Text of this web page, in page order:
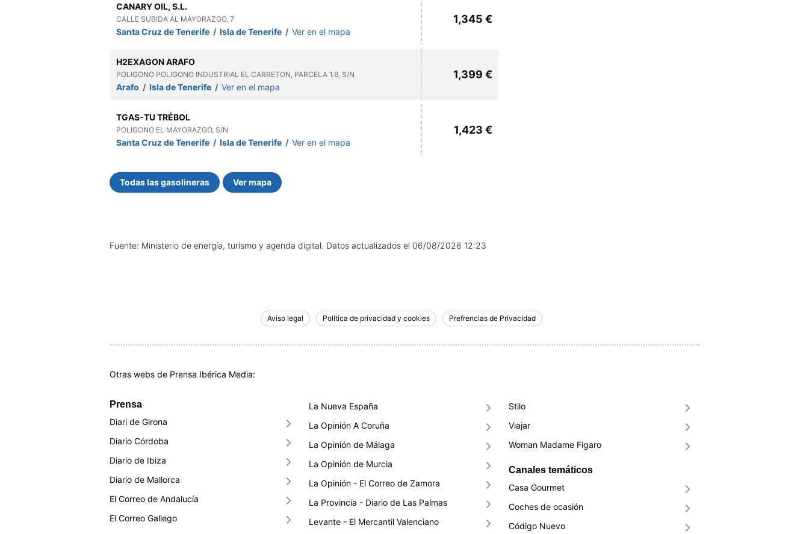
CANARY OIL, S.L.
CALLE SUBIDA AL MAYORAZGO, 7
Santa Cruz de Tenerife / Isla de Tenerife / Ver en el mapa
1,345 €
H2EXAGON ARAFO
POLIGONO POLIGONO INDUSTRIAL EL CARRETON, PARCELA 1.6, S/N
Arafo / Isla de Tenerife / Ver en el mapa
1,399 €
TGAS-TU TRÉBOL
POLIGONO EL MAYORAZGO, S/N
Santa Cruz de Tenerife / Isla de Tenerife / Ver en el mapa
1,423 €
Todas las gasolineras Ver mapa
Fuente: Ministerio de energía, turismo y agenda digital. Datos actualizados el 06/08/2026 12:23
Aviso legal Política de privacidad y cookies Prefrencias de Privacidad
Otras webs de Prensa Ibérica Media:
Prensa
Diari de Girona
Diario Córdoba
Diario de Ibiza
Diario de Mallorca
El Correo de Andalucía
El Correo Gallego
La Nueva España
La Opinión A Coruña
La Opinión de Málaga
La Opinión de Murcia
La Opinión - El Correo de Zamora
La Provincia - Diario de Las Palmas
Levante - El Mercantil Valenciano
Stilo
Viajar
Woman Madame Figaro
Canales temáticos
Casa Gourmet
Coches de ocasión
Código Nuevo